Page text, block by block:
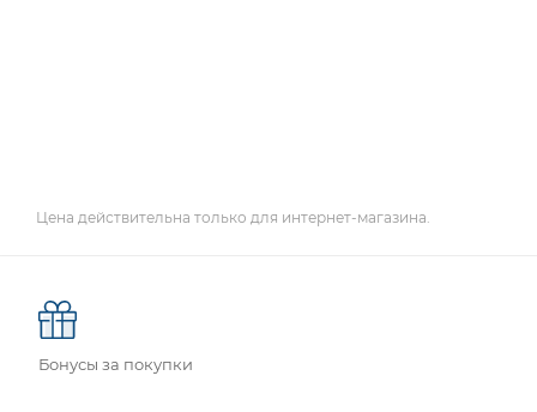
Цена действительна только для интернет-магазина.
Бонусы за покупки